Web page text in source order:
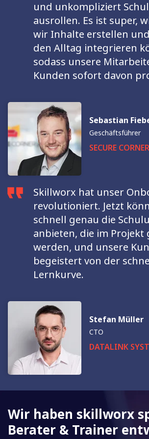
und unkompliziert
ausrollen. Es ist super,
wir Inhalte erstellen
den Alltag integrieren
sodass unsere
Kunden sofort davon
Sebastian
Geschäftsführer
SECURE
Skillworx hat unser
revolutioniert. Jetzt
schnell genau die
anbieten, die im Projekt
werden, und unsere
begeistert von der
Lernkurve.
Stefan Müller
CTO
DATALINK
Wir haben skillworx
Berater & Trainer